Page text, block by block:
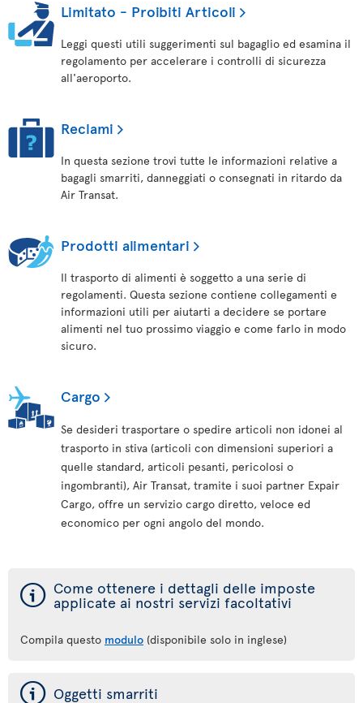
Limitato - Proibiti Articoli
Leggi questi utili suggerimenti sul bagaglio ed esamina il
regolamento per accelerare i controlli di sicurezza
all'aeroporto.
Reclami
In questa sezione trovi tutte le informazioni relative a
bagagli smarriti, danneggiati o consegnati in ritardo da
Air Transat.
Prodotti alimentari
Il trasporto di alimenti è soggetto a una serie di
regolamenti. Questa sezione contiene collegamenti e
informazioni utili per aiutarti a decidere se portare
alimenti nel tuo prossimo viaggio e come farlo in modo
sicuro.
Cargo
Se desideri trasportare o spedire articoli non idonei al
trasporto in stiva (articoli con dimensioni superiori a
quelle standard, articoli pesanti, pericolosi o
ingombranti), Air Transat, tramite i suoi partner Expair
Cargo, offre un servizio cargo diretto, veloce ed
economico per ogni angolo del mondo.
ý Come ottenere i dettagli delle imposte
applicate ai nostri servizi facoltativi
Compila questo modulo (disponibile solo in inglese)
ý Oggetti smarriti